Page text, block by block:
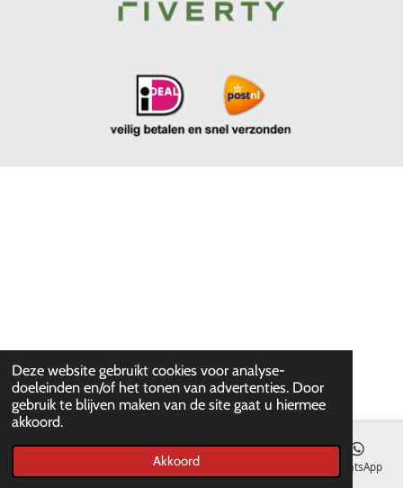
Deze website gebruikt cookies voor analyse-
doeleinden en/of het tonen van advertenties. Door
gebruik te blijven maken van de site gaat u hiermee
akkoord.
Akkoord
E-mailadres WhatsApp